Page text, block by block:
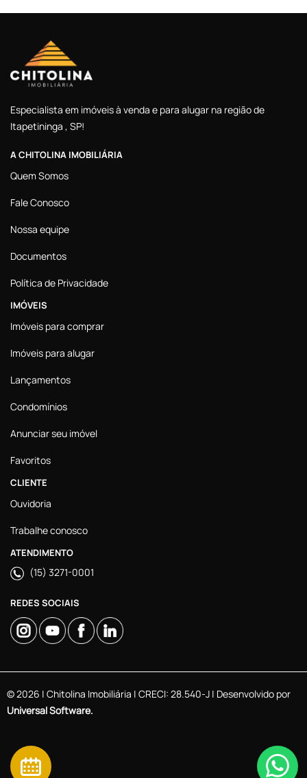
Especialista em imóveis à venda e para alugar na região de
Itapetininga , SP!
A CHITOLINA IMOBILIÁRIA
Quem Somos
Fale Conosco
Nossa equipe
Documentos
Política de Privacidade
IMÓVEIS
Imóveis para comprar
Imóveis para alugar
Lançamentos
Condomínios
Anunciar seu imóvel
Favoritos
CLIENTE
Ouvidoria
Trabalhe conosco
ATENDIMENTO
(15) 3271-0001
REDES SOCIAIS
© 2026 | Chitolina Imobiliária | CRECI: 28.540-J | Desenvolvido por
Universal Software.